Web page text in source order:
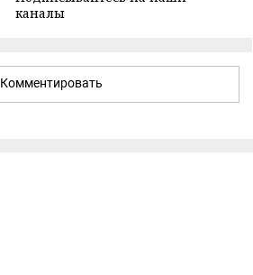
каналы
Комментировать